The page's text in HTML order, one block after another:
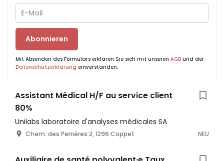
Abonnieren
Mit Absenden des Formulars erklären Sie sich mit unseren AGB und der
Datenschutzerklärung einverstanden.
Assistant Médical H/F au service client
80%
Unilabs laboratoire d'analyses médicales SA
Chem. des Perrières 2, 1296 Coppet NEU